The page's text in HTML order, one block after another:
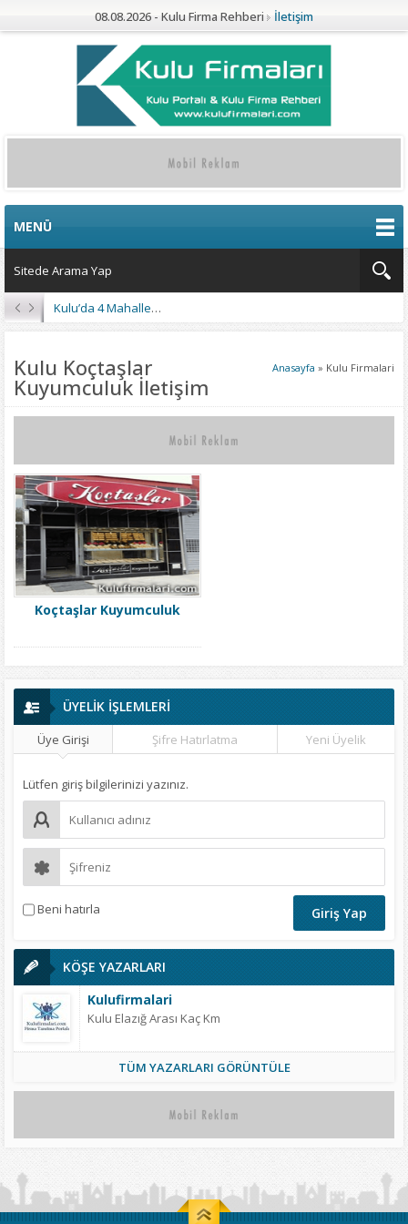
08.08.2026 - Kulu Firma Rehberi İletişim
MENÜ
Kulu’da 4 Mahalleye Yangın Söndürme Tankeri
Anasayfa » Kulu Firmalari
Kulu Koçtaşlar
Kuyumculuk İletişim
Koçtaşlar Kuyumculuk
ÜYELİK İŞLEMLERİ
Üye Girişi Şifre Hatırlatma Yeni Üyelik
Lütfen giriş bilgilerinizi yazınız.
Beni hatırla
KÖŞE YAZARLARI
Kulufirmalari
Kulu Elazığ Arası Kaç Km
TÜM YAZARLARI GÖRÜNTÜLE